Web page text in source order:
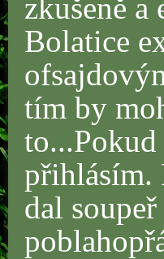
zkušeně
Bolatice
tím by
to...Pokud
přihlásím.
dal